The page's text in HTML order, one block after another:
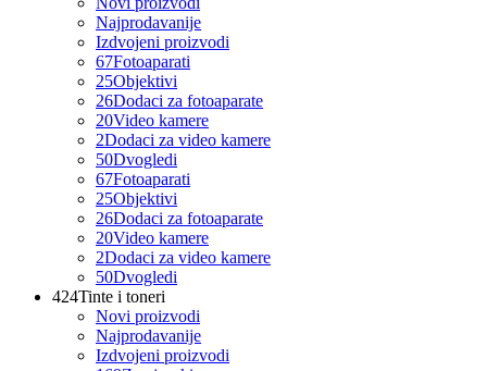
Najprodavanije
Izdvojeni proizvodi
67Fotoaparati
25Objektivi
26Dodaci za fotoaparate
20Video kamere
2Dodaci za video kamere
50Dvogledi
67Fotoaparati
25Objektivi
26Dodaci za fotoaparate
20Video kamere
2Dodaci za video kamere
50Dvogledi
424Tinte i toneri
Novi proizvodi
Najprodavanije
Izdvojeni proizvodi